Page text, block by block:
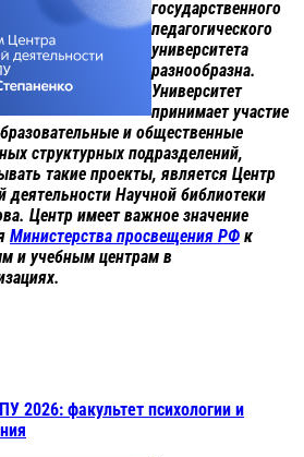
государственного
педагогического
университета
разнообразна.
Университет
принимает участие
е и общественные
структурных подразделений,
такие проекты, является Центр
деятельности Научной библиотеки
Центр имеет важное значение
Министерства просвещения РФ к
и учебным центрам в
2026: факультет психологии и